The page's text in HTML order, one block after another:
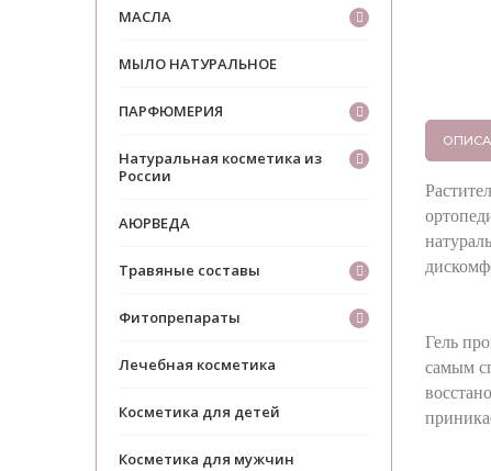
Гель
самым
МАСЛА
МЫЛО НАТУРАЛЬНОЕ
ПАРФЮМЕРИЯ
Натуральная косметика из
России
АЮРВЕДА
Травяные составы
Фитопрепараты
Лечебная косметика
Косметика для детей
Косметика для мужчин